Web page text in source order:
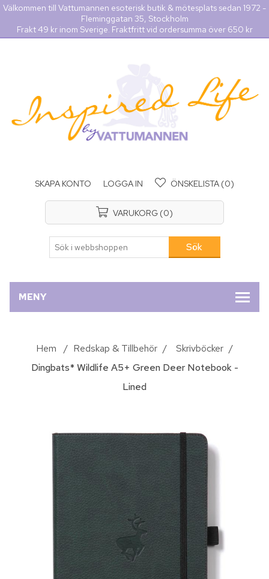
Välkommen till Vattumannen esoterisk butik & mötesplats sedan 1972 -
Fleminggatan 35, Stockholm
Frakt 49 kr inom Sverige. Fraktfritt vid ordersumma över 650 kr
SKAPA KONTO LOGGA IN ÖNSKELISTA (0)
VARUKORG (0)
MENY
Hem / Redskap & Tillbehör / Skrivböcker /
Dingbats* Wildlife A5+ Green Deer Notebook -
Lined